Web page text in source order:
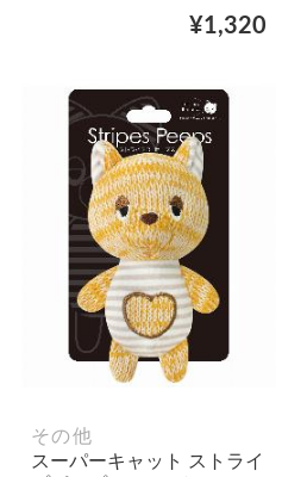
¥1,320
その他
スーパーキャット ストライ